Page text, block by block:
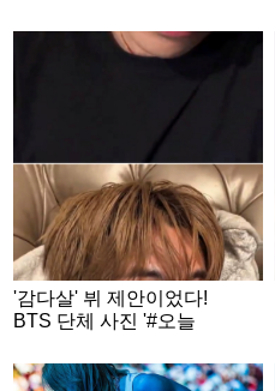
'감다살' 뷔 제안이었다!
BTS 단체 사진 '#오늘